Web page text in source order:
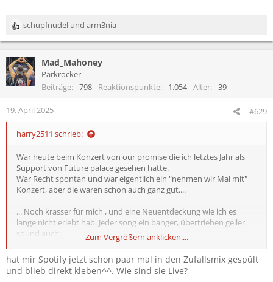
R
e
k
t
i
o
n
schupfnudel und arm3nia
Mad_Mahoney
Parkrocker
Beiträge
798 Reaktionspunkte 1.054 Alter 39
19. April 2025 #629
harry2511 schrieb:
War heute beim Konzert von our promise die ich letztes Jahr als
Support von Future palace gesehen hatte.
War Recht spontan und war eigentlich ein "nehmen wir Mal mit"
Konzert, aber die waren schon auch ganz gut....
... Noch krasser für mich , und eine Neuentdeckung wie ich es
lange nicht erlebt hab. Jeder song ein banger, übertrieben geiler
sound auch:
Accvsed
Irgendwas in Richtung Polaris, landmvrks und co aber wirklich
richtig, richtig gut. Album kommt im August. Ich denke die gehen
Zum Vergrößern anklicken....
hat mir Spotify jetzt schon paar mal in den Zufallsmix gespült
und blieb direkt kleben^^. Wie sind sie Live?